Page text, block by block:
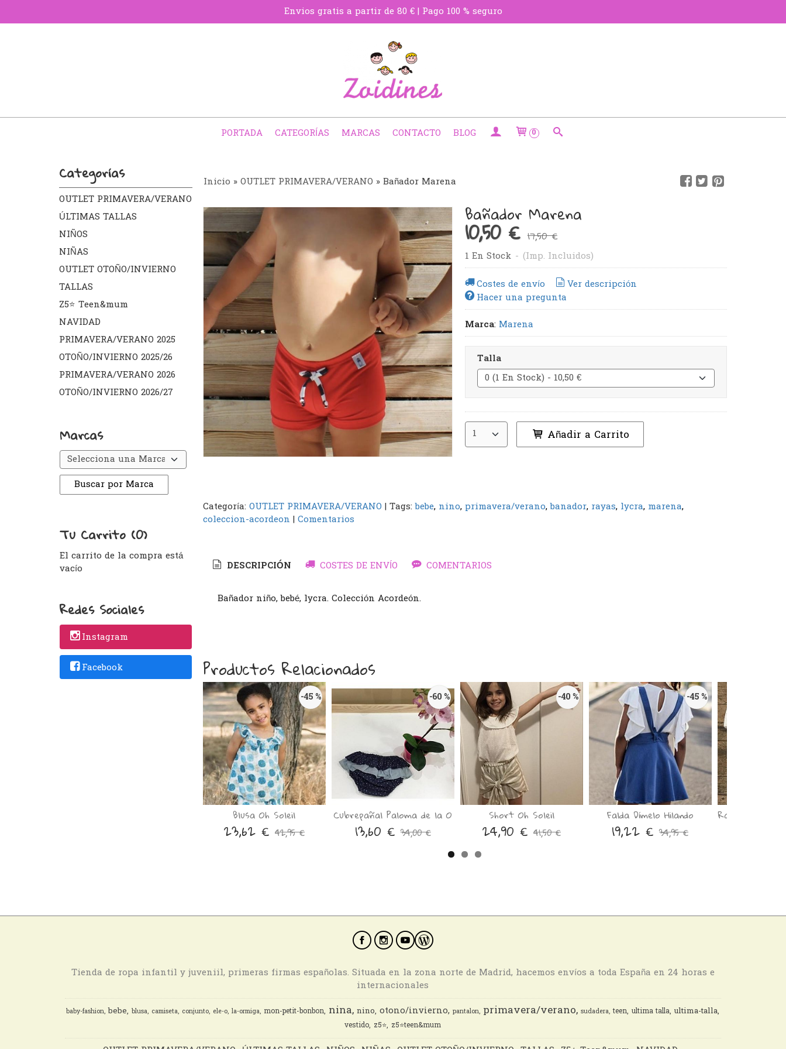
Envios gratis a partir de 80 € | Pago 100 % seguro
PORTADA CATEGORÍAS MARCAS CONTACTO BLOG 0
Categorías
OUTLET PRIMAVERA/VERANO
ÚLTIMAS TALLAS
NIÑOS
NIÑAS
OUTLET OTOÑO/INVIERNO
TALLAS
Z5⭐️ Teen&mum
NAVIDAD
PRIMAVERA/VERANO 2025
OTOÑO/INVIERNO 2025/26
PRIMAVERA/VERANO 2026
OTOÑO/INVIERNO 2026/27
Marcas
Tu Carrito (0)
El carrito de la compra está
vacío
Redes Sociales
Instagram
Facebook
Inicio » OUTLET PRIMAVERA/VERANO » Bañador Marena
Bañador Marena
10,50 € 17,50 €
1 En Stock - (Imp. Incluidos)
Costes de envío
Ver descripción
Hacer una pregunta
Marca: Marena
Talla
Añadir a Carrito
Categoría: OUTLET PRIMAVERA/VERANO | Tags:bebe nino primavera/verano banador rayas lycra marena
coleccion-acordeon | Comentarios
DESCRIPCIÓN COSTES DE ENVÍO COMENTARIOS
Bañador niño, bebé, lycra. Colección Acordeón.
Productos Relacionados
-45 %
Blusa Oh Soleil
23,62 €42,95 €
-60 %
Cubrepañal Paloma de la O
13,60 €34,00 €
-40 %
Short Oh Soleil
24,90 €41,50 €
-45 %
Falda Dímelo Hilando
19,22 €34,95 €
Ranita y
Tienda de ropa infantil y juveniil, primeras firmas españolas. Situada en la zona norte de Madrid, hacemos envíos a toda España en 24 horas e
internacionales
baby-fashion bebe blusa camiseta conjunto ele-o la-ormiga mon-petit-bonbon nina nino otono/invierno pantalon primavera/verano sudadera teen ultima talla ultima-talla
vestido z5⭐️ z5⭐️teen&mum